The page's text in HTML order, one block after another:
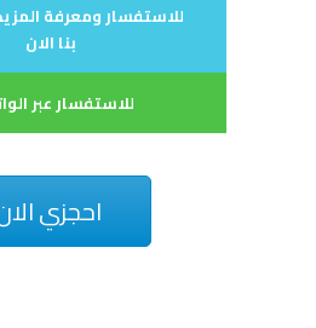
للاستفسار ومعرفة
بنا الان
للاستفسار عبر
احجزي